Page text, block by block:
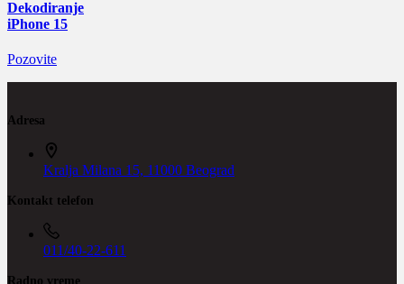
Dekodiranje
iPhone 15
Pozovite
Adresa
Kralja Milana 15, 11000 Beograd
Kontakt telefon
011/40-22-611
Radno vreme